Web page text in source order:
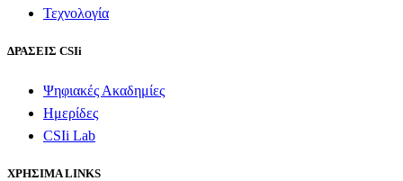
Τεχνολογία
ΔΡΑΣΕΙΣ CSIi
Ψηφιακές Ακαδημίες
Ημερίδες
CSIi Lab
ΧΡΗΣΙΜΑ LINKS